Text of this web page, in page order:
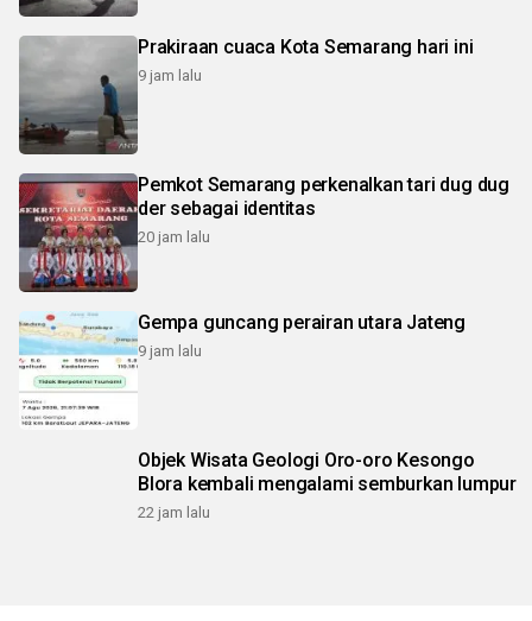
Prakiraan cuaca Kota Semarang hari ini
9 jam lalu
Pemkot Semarang perkenalkan tari dug dug
der sebagai identitas
20 jam lalu
Gempa guncang perairan utara Jateng
9 jam lalu
Objek Wisata Geologi Oro-oro Kesongo
Blora kembali mengalami semburkan lumpur
22 jam lalu